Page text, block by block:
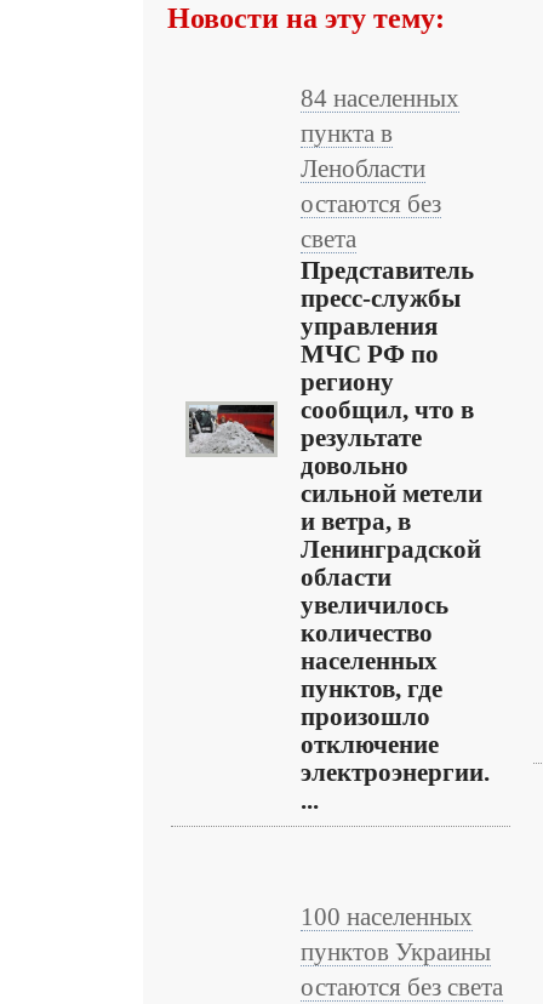
Новости на эту тему:
84 населенных
пункта в
Ленобласти
остаются без
света
Представитель
пресс-службы
управления
МЧС РФ по
региону
сообщил, что в
результате
довольно
сильной метели
и ветра, в
Ленинградской
области
увеличилось
количество
населенных
пунктов, где
произошло
отключение
электроэнергии.
...
100 населенных
пунктов Украины
остаются без света